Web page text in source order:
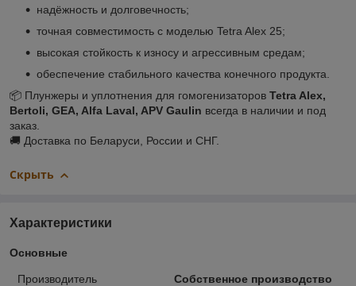
надёжность и долговечность;
точная совместимость с моделью Tetra Alex 25;
высокая стойкость к износу и агрессивным средам;
обеспечение стабильного качества конечного продукта.
📦 Плунжеры и уплотнения для гомогенизаторов Tetra Alex,
Bertoli, GEA, Alfa Laval, APV Gaulin всегда в наличии и под
заказ.
🚚 Доставка по Беларуси, России и СНГ.
Скрыть
Характеристики
Основные
Производитель
Собственное производство